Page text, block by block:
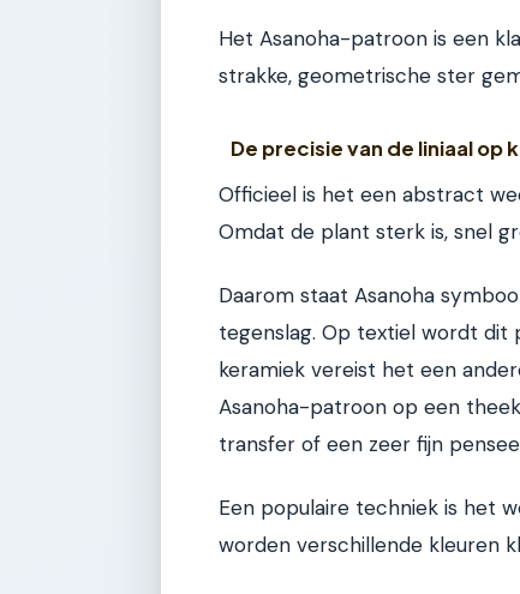
Het Asanoha-patroon is een
strakke, geometrische ster
De precisie van de liniaal op
Officieel is het een abstract
Omdat de plant sterk is, snel
Daarom staat Asanoha
tegenslag. Op textiel wordt dit
keramiek vereist het een
Asanoha-patroon op een
transfer of een zeer fijn
Een populaire techniek is het
worden verschillende kleuren